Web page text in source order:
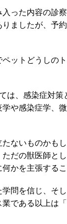
った内容の診
ましたが、予
ットどうしの
は、感染症対
や感染症学、
ないものかも
だの獣医師と
かを主張する
問を信じ、そ
である以上は